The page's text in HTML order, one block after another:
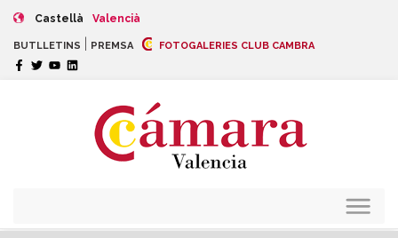
Castellà Valencià
BUTLLETINS PREMSA FOTOGALERIES CLUB CAMBRA